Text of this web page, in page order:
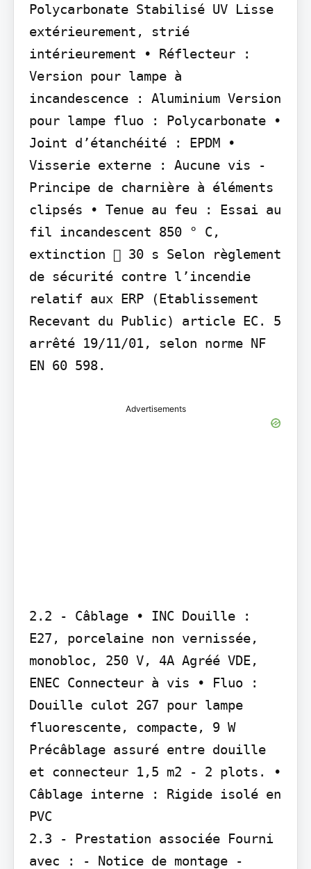
Polycarbonate Stabilisé UV Lisse
extérieurement, strié
intérieurement • Réflecteur :
Version pour lampe à
incandescence : Aluminium Version
pour lampe fluo : Polycarbonate •
Joint d’étanchéité : EPDM •
Visserie externe : Aucune vis -
Principe de charnière à éléments
clipsés • Tenue au feu : Essai au
fil incandescent 850 ° C,
extinction  30 s Selon règlement
de sécurité contre l’incendie
relatif aux ERP (Etablissement
Recevant du Public) article EC. 5
arrêté 19/11/01, selon norme NF
EN 60 598.
Advertisements
2.2 - Câblage • INC Douille :
E27, porcelaine non vernissée,
monobloc, 250 V, 4A Agréé VDE,
ENEC Connecteur à vis • Fluo :
Douille culot 2G7 pour lampe
fluorescente, compacte, 9 W
Précâblage assuré entre douille
et connecteur 1,5 m2 - 2 plots. •
Câblage interne : Rigide isolé en
PVC
2.3 - Prestation associée Fourni
avec : - Notice de montage -